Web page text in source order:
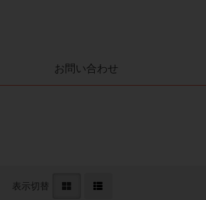
お問い合わせ
表示切替